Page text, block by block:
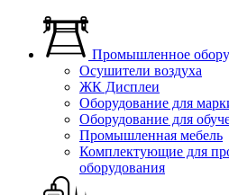
Промышленное
Осушители воздуха
ЖК Дисплеи
Оборудование для
Оборудование для
Промышленная мебель
Комплектующие для
оборудования